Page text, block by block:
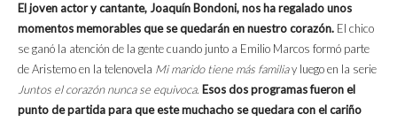
El joven actor y cantante, Joaquín Bondoni, nos ha regalado unos
momentos memorables que se quedarán en nuestro corazón. El chico
se ganó la atención de la gente cuando junto a Emilio Marcos formó parte
de Aristemo en la telenovela Mi marido tiene más familiay luego en la serie
Juntos el corazón nunca se equivoca. Esos dos programas fueron el
punto de partida para que este muchacho se quedara con el cariño